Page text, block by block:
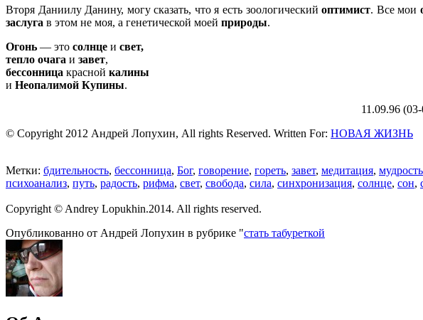
Вторя Даниилу Данину, могу сказать, что я есть зоологическийоптимист. Все мои
заслуга в этом не моя, а генетической моей природы.
Огонь — это солнце и свет,
тепло очага и завет,
бессонница красной калины
и Неопалимой Купины.
11.09.96 (03-
© Copyright 2012 Андрей Лопухин, All rights Reserved. Written For: НОВАЯ ЖИЗНЬ
Метки: бдительность, бессонница, Бог, говорение, гореть, завет, медитация, мудрость
психоанализ, путь, радость, рифма, свет, свобода, сила, синхронизация, солнце, сон,
Copyright © Andrey Lopukhin.2014. All rights reserved.
Опубликованно от Андрей Лопухин в рубрике "стать табуреткой